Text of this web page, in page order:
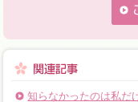
知らなかったのは私だ